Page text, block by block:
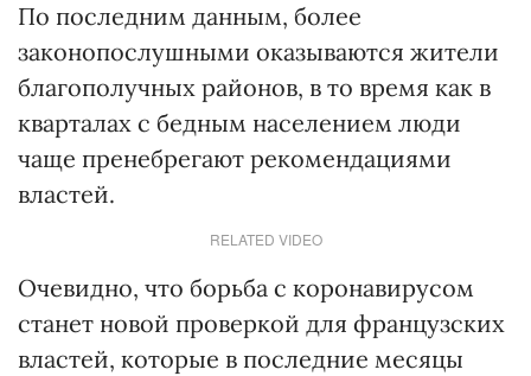
По последним данным, более
законопослушными оказываются жители
благополучных районов, в то время как в
кварталах с бедным населением люди
чаще пренебрегают рекомендациями
властей.
RELATED VIDEO
Очевидно, что борьба с коронавирусом
станет новой проверкой для французских
властей, которые в последние месяцы